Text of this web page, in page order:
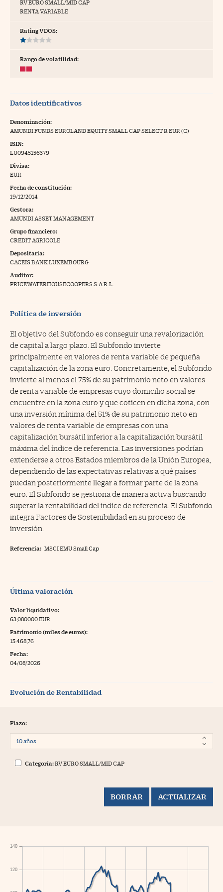
Pyme
Trading
a Cinco Días
RV EURO SMALL/MID CAP
RENTA VARIABLE
Rating VDOS:
Rango de volatilidad:
Datos identificativos
Denominación:
AMUNDI FUNDS EUROLAND EQUITY SMALL CAP SELECT R EUR (C)
ISIN:
LU0945156379
Divisa:
EUR
Fecha de constitución:
19/12/2014
Gestora:
AMUNDI ASSET MANAGEMENT
Grupo financiero:
CREDIT AGRICOLE
Depositaria:
CACEIS BANK LUXEMBOURG
Auditor:
PRICEWATERHOUSECOOPERS S.A R.L.
Política de inversión
El objetivo del Subfondo es conseguir una revalorización
de capital a largo plazo. El Subfondo invierte
principalmente en valores de renta variable de pequeña
capitalización de la zona euro. Concretamente, el Subfondo
invierte al menos el 75% de su patrimonio neto en valores
de renta variable de empresas cuyo domicilio social se
encuentre en la zona euro y que coticen en dicha zona, con
una inversión mínima del 51% de su patrimonio neto en
valores de renta variable de empresas con una
capitalización bursátil inferior a la capitalización bursátil
máxima del índice de referencia. Las inversiones podrían
extenderse a otros Estados miembros de la Unión Europea,
dependiendo de las expectativas relativas a qué países
puedan posteriormente llegar a formar parte de la zona
euro. El Subfondo se gestiona de manera activa buscando
superar la rentabilidad del índice de referencia. El Subfondo
integra Factores de Sostenibilidad en su proceso de
inversión.
Referencia: MSCI EMU Small Cap
Última valoración
Valor liquidativo:
63,080000 EUR
Patrimonio (miles de euros):
15.468,76
Fecha:
04/08/2026
Evolución de Rentabilidad
Plazo:
Categoría:RV EURO SMALL/MID CAP
120
140